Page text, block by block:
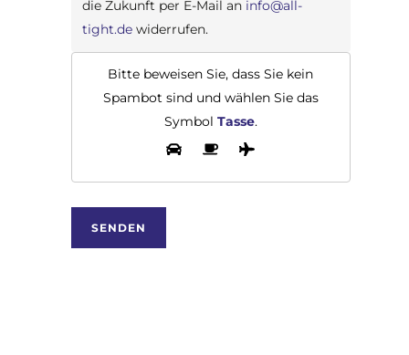
die Zukunft per E-Mail an info@all-
tight.dewiderrufen.
Bitte beweisen Sie, dass Sie kein
Spambot sind und wählen Sie das
Symbol Tasse.